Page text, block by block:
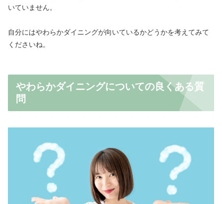
いていません。
自分にはやわらかダイニングが向いているかどうかを考えてみて
くださいね。
やわらかダイニングについての良くある質
問